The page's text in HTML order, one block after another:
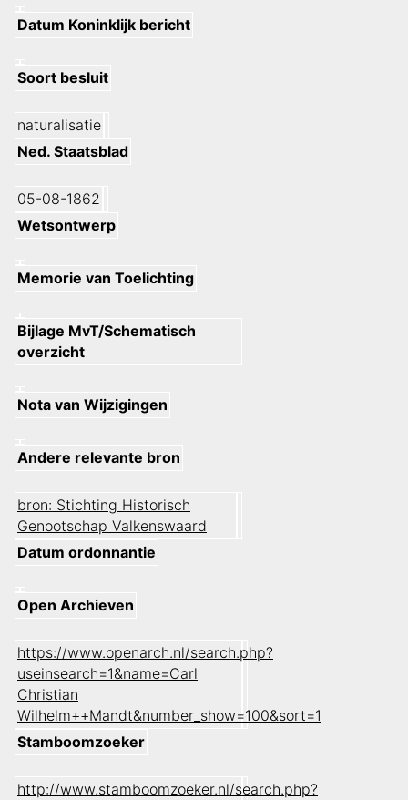
Datum Koninklijk bericht
Soort besluit
naturalisatie
Ned. Staatsblad
05-08-1862
Wetsontwerp
Memorie van Toelichting
Bijlage MvT/Schematisch
overzicht
Nota van Wijzigingen
Andere relevante bron
bron: Stichting Historisch
Genootschap Valkenswaard
Datum ordonnantie
Open Archieven
https://www.openarch.nl/search.php?
useinsearch=1&name=Carl
Christian
Wilhelm++Mandt&number_show=100&sort=1
Stamboomzoeker
http://www.stamboomzoeker.nl/search.php?